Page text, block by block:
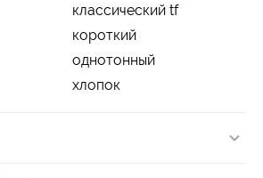
классический tf
короткий
однотонный
хлопок